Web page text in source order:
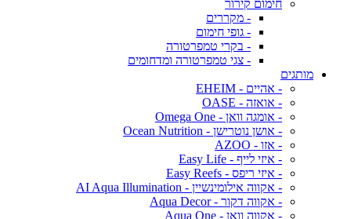
חימום קירור
- מקררים
- גופי חימום
- בקרי טמפרטורה
- צגי טמפרטורה ומדחומים
מותגים
- אהיים - EHEIM
- אואזה - OASE
- אומגה וואן - Omega One
- אושן נוטרישן - Ocean Nutrition
- אזו - AZOO
- איזי לייף - Easy Life
- איזי ריפס - Easy Reefs
- אקווה אילומינשיין - AI Aqua Illumination
- אקווה דקור - Aqua Decor
- אקווה וואן - Aqua One